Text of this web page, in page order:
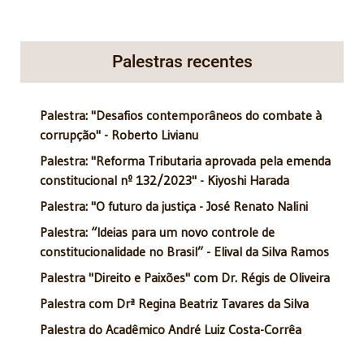
Palestras recentes
Palestra: "Desafios contemporâneos do combate à
corrupção" - Roberto Livianu
Palestra: "Reforma Tributaria aprovada pela emenda
constitucional nº 132/2023" - Kiyoshi Harada
Palestra: "O futuro da justiça - José Renato Nalini
Palestra: “Ideias para um novo controle de
constitucionalidade no Brasil” - Elival da Silva Ramos
Palestra "Direito e Paixões" com Dr. Régis de Oliveira
Palestra com Drª Regina Beatriz Tavares da Silva
Palestra do Acadêmico André Luiz Costa-Corrêa